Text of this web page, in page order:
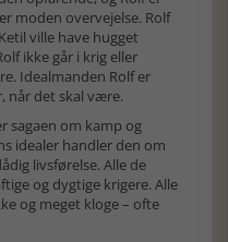
moden overvejelse. Rolf
ville have hugget
ikke går i krig eller
Idealmanden Rolf er
når det skal være.
sagaen om kamp og
idealer handler den om
livsførelse. Alle de
og dygtige krigere. Alle
og meget kloge – ofte